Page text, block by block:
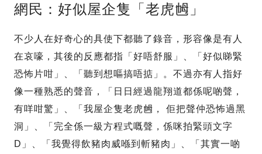
網民：好似屋企隻「老虎乸」
不少人在好奇心的具使下都聽了錄音，形容像是有人
在哀嚎，其後的反應都指「好唔舒服」、「好似睇緊
恐怖片咁」、「聽到想嘔搞唔掂」。不過亦有人指好
像一種熟悉的聲音，「日日經過龍翔道都係呢啲聲，
有咩咁驚」、「我屋企隻老虎乸， 佢把聲仲恐怖過黑
洞」、「完全係一級方程式嘅聲，係咪拍緊頭文字
D」、「我覺得飲豬肉威喺到斬豬肉」、「其實一啲